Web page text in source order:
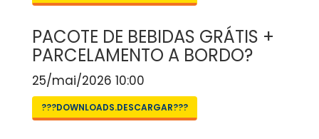
PACOTE DE BEBIDAS GRÁTIS +
PARCELAMENTO A BORDO?
25/mai/2026 10:00
???DOWNLOADS.DESCARGAR???